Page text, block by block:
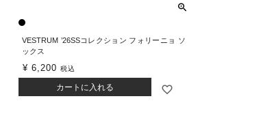
VESTRUM ’26SSコレクション フォリーニョ ソ
ックス
¥ 6,200 税込
カートに入れる